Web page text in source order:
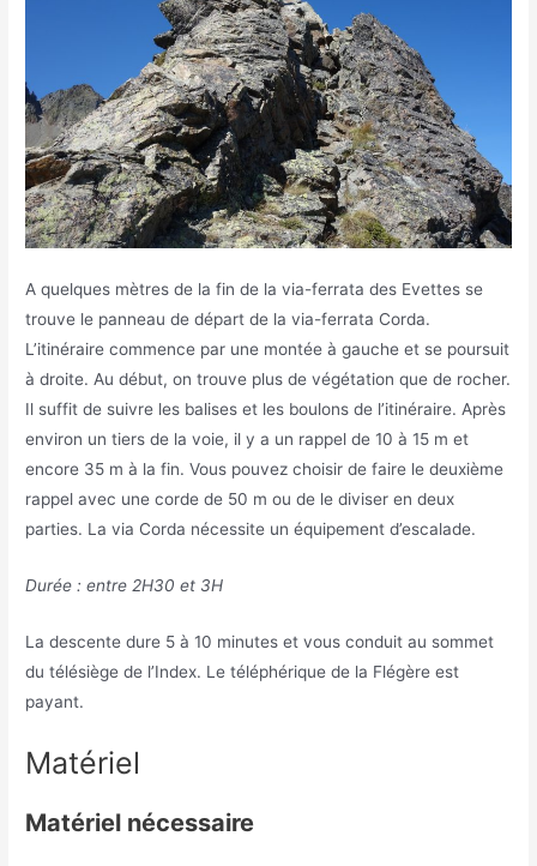
A quelques mètres de la fin de la via-ferrata des Evettes se
trouve le panneau de départ de la via-ferrata Corda.
L’itinéraire commence par une montée à gauche et se poursuit
à droite. Au début, on trouve plus de végétation que de rocher.
Il suffit de suivre les balises et les boulons de l’itinéraire. Après
environ un tiers de la voie, il y a un rappel de 10 à 15 m et
encore 35 m à la fin. Vous pouvez choisir de faire le deuxième
rappel avec une corde de 50 m ou de le diviser en deux
parties. La via Corda nécessite un équipement d’escalade.
Durée : entre 2H30 et 3H
La descente dure 5 à 10 minutes et vous conduit au sommet
du télésiège de l’Index. Le téléphérique de la Flégère est
payant.
Matériel
Matériel nécessaire